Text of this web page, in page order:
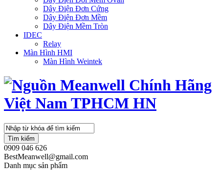
Dây Điện Đơn Cứng
Dây Điện Đơn Mềm
Dây Điện Mềm Tròn
IDEC
Relay
Màn Hình HMI
Màn Hình Weintek
Tìm kiếm
0909 046 626
BestMeanwell@gmail.com
Danh mục sản phẩm